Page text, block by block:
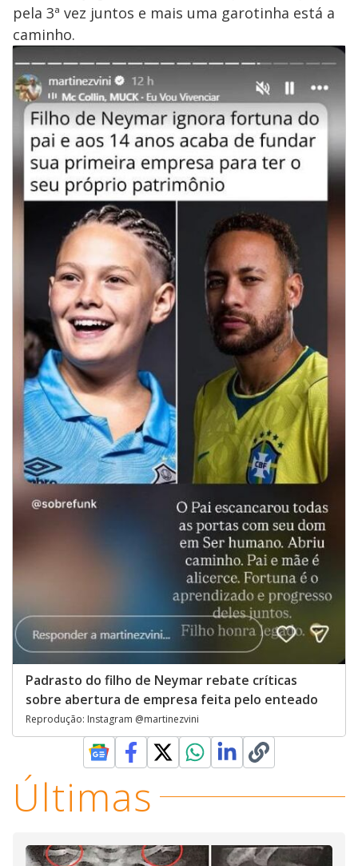
pela 3ª vez juntos e mais uma garotinha está a
caminho.
Padrasto do filho de Neymar rebate críticas
sobre abertura de empresa feita pelo enteado
Reprodução: Instagram @martinezvini
Últimas